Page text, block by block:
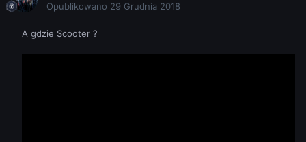
Opublikowano 29 Grudnia 2018
A gdzie Scooter ?